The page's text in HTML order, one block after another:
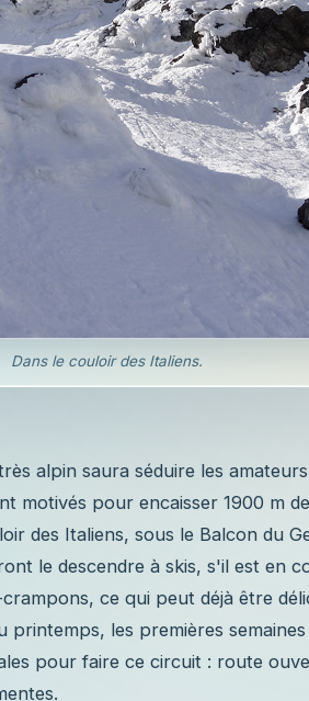
Dans le couloir des Italiens.
alpin saura séduire les
motivés pour encaisser 1900 m
des Italiens, sous le Balcon du
le descendre à skis, s'il est en
ce qui peut déjà être
les premières semaines
pour faire ce circuit : route